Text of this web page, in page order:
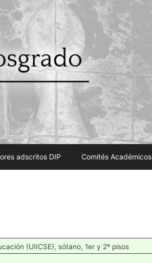
adscritos DIP Comités Académicos
(UIICSE), sótano, 1er y 2º pisos